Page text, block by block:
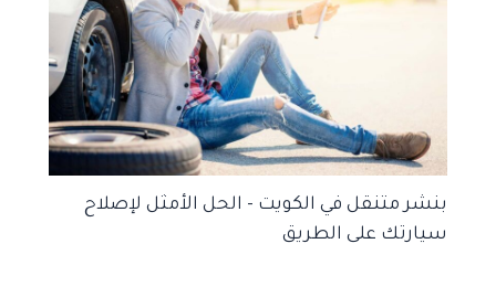
بنشر متنقل في الكويت – الحل الأمثل لإصلاح
سيارتك على الطريق